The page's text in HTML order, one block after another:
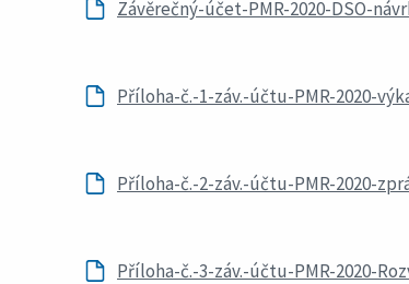
Závěrečný-účet-PMR-2020-DSO-
Příloha-č.-1-záv.-účtu-PMR-2020-
Příloha-č.-2-záv.-účtu-PMR-2020-
Příloha-č.-3-záv.-účtu-PMR-2020-